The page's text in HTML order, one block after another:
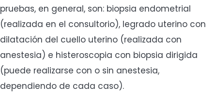
pruebas, en general, son: biopsia endometrial
(realizada en el consultorio), legrado uterino con
dilatación del cuello uterino (realizada con
anestesia) e histeroscopia con biopsia dirigida
(puede realizarse con o sin anestesia,
dependiendo de cada caso).